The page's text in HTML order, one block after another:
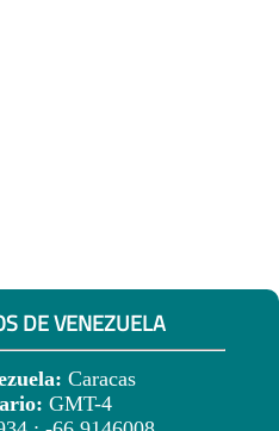
DE VENEZUELA
Caracas
GMT-4